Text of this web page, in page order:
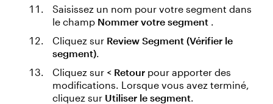
Saisissez un nom pour votre segment dans
le champ Nommer votre segment .
Cliquez sur Review Segment (Vérifier le
segment).
Cliquez sur < Retour pour apporter des
modifications. Lorsque vous avez terminé,
cliquez sur Utiliser le segment.